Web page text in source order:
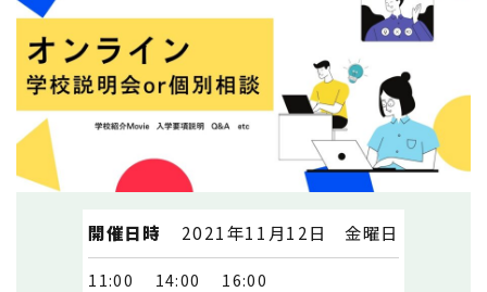
開催日時 2021年11月12日 金曜日
11:00 14:00 16:00